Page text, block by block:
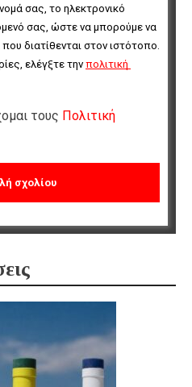
σας, το ηλεκτρονικό
σας, ώστε να μπορούμε να
διατίθενται στον ιστότοπο.
ελέγξτε την πολιτική
τους Πολιτική